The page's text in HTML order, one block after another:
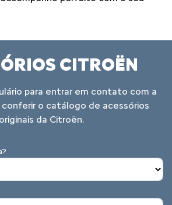
CITROËN
para entrar em contato com a
conferir o catálogo de acessórios
originais da Citroën.